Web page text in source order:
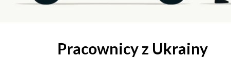
Pracownicy z Ukrainy